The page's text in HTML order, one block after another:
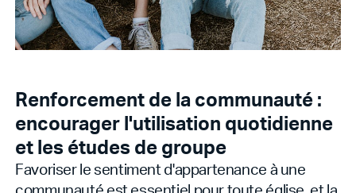
Renforcement de la communauté :
encourager l'utilisation quotidienne
et les études de groupe
Favoriser le sentiment d'appartenance à une